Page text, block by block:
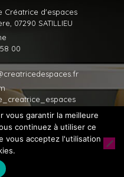
Créatrice d'espaces
07290 SATILLIEU
00
- Tous droits réservés -
vous garantir la meilleure
continuez à utiliser ce
vous acceptez l'utilisation